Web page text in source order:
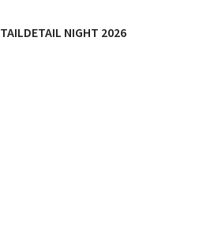
NIGHT 2026